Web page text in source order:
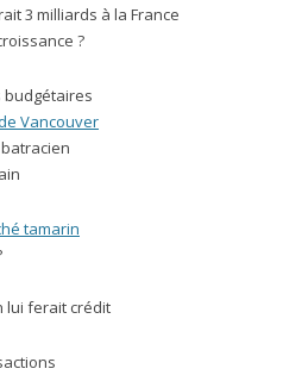
3 milliards à la France
?
budgétaires
Vancouver
tamarin
lui ferait crédit